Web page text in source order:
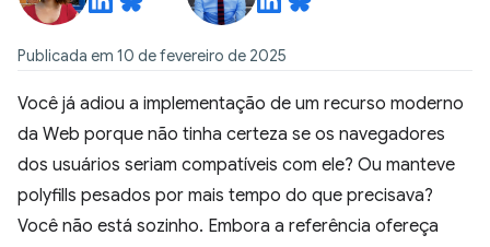
Publicada em 10 de fevereiro de 2025
Você já adiou a implementação de um recurso moderno
da Web porque não tinha certeza se os navegadores
dos usuários seriam compatíveis com ele? Ou manteve
polyfills pesados por mais tempo do que precisava?
Você não está sozinho. Embora a referência ofereça